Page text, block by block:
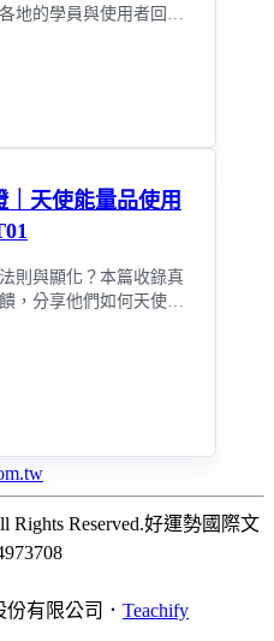
地的學員與使用者回
天使能量品使用
則與顯化？本篇收錄真
，分享他們如何天使能
Reserved.好運勢國際文
有限公司． Teachify